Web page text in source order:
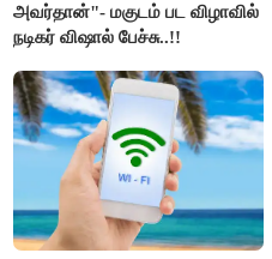
அவர்தான்"- மகுடம் பட விழாவில்
நடிகர் விஷால் பேச்சு..!!